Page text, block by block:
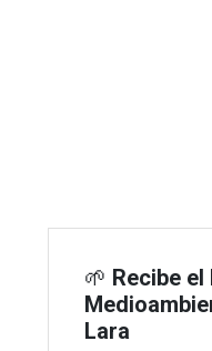
🌱 Recibe
Lara